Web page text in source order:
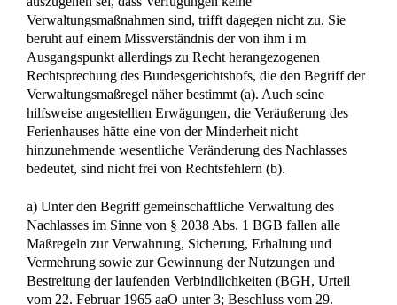
„wesentliche Veränderung des Gegenstandes“ gelegen hätte,
die gemäß §§ 2038 Abs. 2 Satz 1, 745 Abs. 3 Satz 1 BGB
nicht verlangt werden kann.
aa) Das Berufungsgericht hat die höchstrichterlich noch nicht
entschiedene Frage offen gelassen, ob mit Gegenstand im
Sinne des § 745 Abs. 3 Satz 1 BGB der gesamte Nachlass
(so die wohl herrschende Meinung, vgl. MünchKomm-
BGB/Heldrich, 4. Aufl. § 2038 Rdn. 30; Ann, Die
492; Staudinger/Langhein, BGB [2002] § 745 Rdn. 10, 42;
Palandt/Edenhofer, BGB 64. Aufl. § 2038 Rdn. 6;
Muscheler, ZEV 1997, 169, 225; Lange/Kuchinke, aaO § 43
I 3 b) oder auch bzw. nur der konkrete einzelne
Nachlassgegenstand gemeint ist (LG Hannover NJW-RR
1990, 454; Soergel/Wolf, BGB 13. Aufl. § 2038 Rdn. 9;